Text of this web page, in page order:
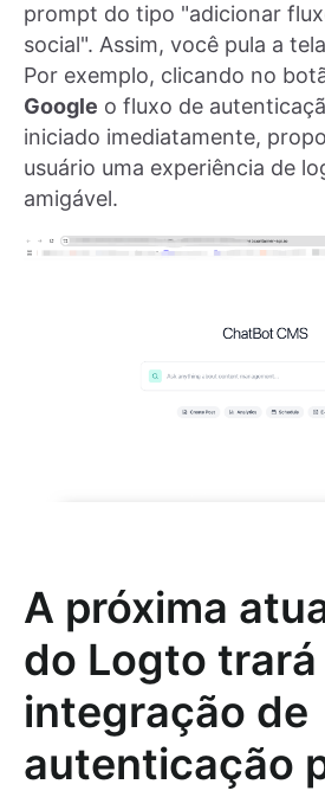
prompt do tipo "adicionar
social". Assim, você pula a
Por exemplo, clicando no
Google o fluxo de
iniciado imediatamente,
usuário uma experiência de
amigável.
A próxima
do Logto trará
integração de
autenticação